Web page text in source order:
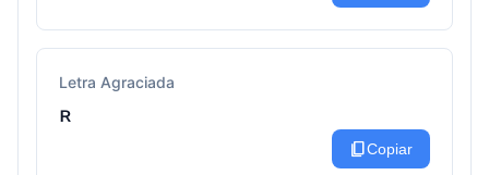
Letra Agraciada
ʀ
content_copyCopiar